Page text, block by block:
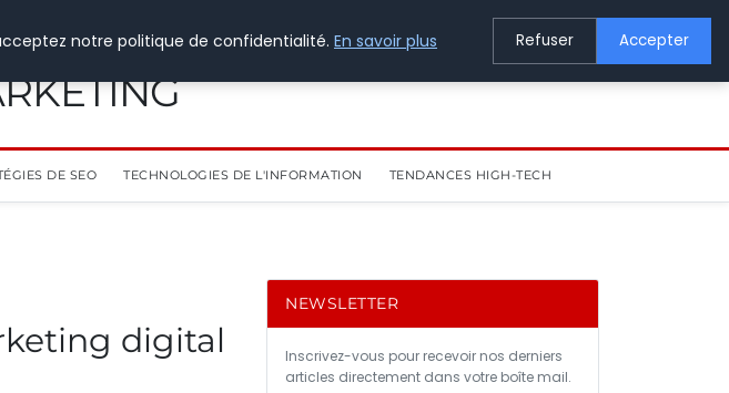
DE SEO TECHNOLOGIES DE L'INFORMATION TENDANCES HIGH-TECH
digital
NEWSLETTER
Inscrivez-vous pour recevoir nos derniers
articles directement dans votre boîte mail.
notre politique de confidentialité. En savoir plus Refuser Accepter